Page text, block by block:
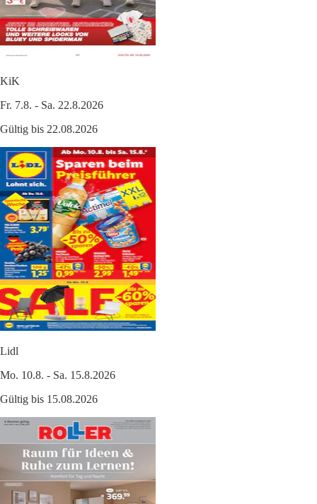
KiK
Fr. 7.8. - Sa. 22.8.2026
Gültig bis 22.08.2026
Lidl
Mo. 10.8. - Sa. 15.8.2026
Gültig bis 15.08.2026